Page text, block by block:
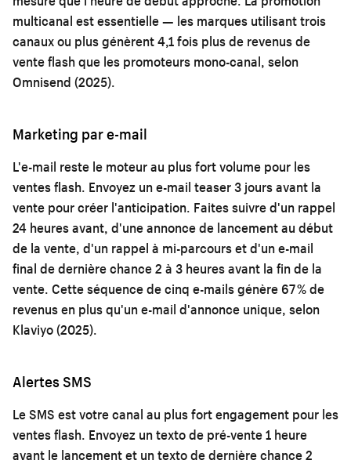
multicanal est essentielle — les marques utilisant trois
canaux ou plus génèrent 4,1 fois plus de revenus de
vente flash que les promoteurs mono-canal, selon
Omnisend (2025).
Marketing par e-mail
L'e-mail reste le moteur au plus fort volume pour les
ventes flash. Envoyez un e-mail teaser 3 jours avant la
vente pour créer l'anticipation. Faites suivre d'un rappel
24 heures avant, d'une annonce de lancement au début
de la vente, d'un rappel à mi-parcours et d'un e-mail
final de dernière chance 2 à 3 heures avant la fin de la
vente. Cette séquence de cinq e-mails génère 67 % de
revenus en plus qu'un e-mail d'annonce unique, selon
Klaviyo (2025).
Alertes SMS
Le SMS est votre canal au plus fort engagement pour les
ventes flash. Envoyez un texto de pré-vente 1 heure
avant le lancement et un texto de dernière chance 2